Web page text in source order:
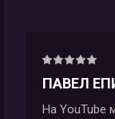
ПАВЕЛ
На YouTube